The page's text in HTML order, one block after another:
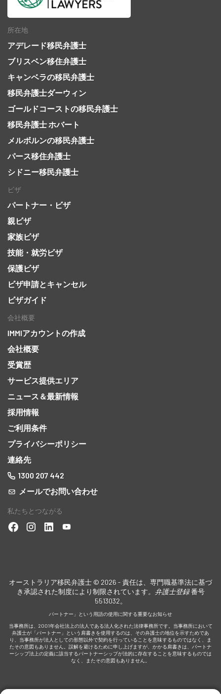
所在地
アデレード移民弁護士
ブリスベン移住弁護士
キャンベラの移民弁護士
移民弁護士ダーウィン
ゴールドコーストの移民弁護士
移民弁護士 ホバート
メルボルンの移民弁護士
パース移住弁護士
シドニー移民弁護士
ビザ
パートナー・ビザ
親ビザ
家族ビザ
技能・就労ビザ
保護ビザ
ビザ申請とキャンセル
ビザガイド
会社概要
IMMIアカウントの作成
会社概要
受賞歴
サービス提供エリア
ニュース＆最新情報
採用情報
ご利用条件
プライバシーポリシー
連絡先
1300 207 442
メールでお問い合わせ
私たちとつながる
オーストラリア移民弁護士 © 2026 - 責任は、専門職基準法に基づ
き承認された制度により制限されています。弁護士登録番号
5513032。
パートナー」という用語の使用に関する重要なお知らせ
当事務所は、2001年会社法上の法人である法人化された法律事務所です。当事務所において
弁護士が「パートナー」という肩書きを使用するのは、その弁護士の地位を示すためであ
り、当事務所が法人としての形態以外で契約を行っていることを意味するものではなく、ま
たその意図もありません。誤解を避けるために申し上げますが、かかる肩書きは、パートナ
ーシップ法上の定義に該当するパートナーシップが法的に存在することを意味するものでは
なく、またその意図もありません。